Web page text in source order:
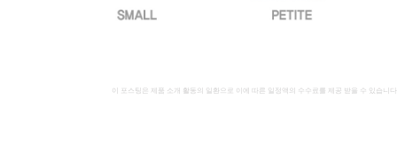
이 포스팅은 제품 소개 활동의 일환으로 이에 따른 일정액의 수수료를 제공 받을 수 있습니다